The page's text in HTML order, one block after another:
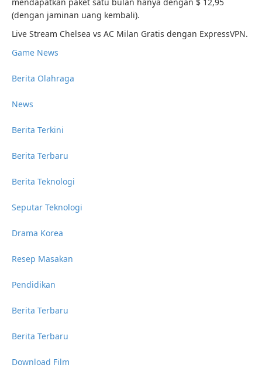
(dengan jaminan uang kembali).
Live Stream Chelsea vs AC Milan Gratis dengan ExpressVPN.
Game News
Berita Olahraga
News
Berita Terkini
Berita Terbaru
Berita Teknologi
Seputar Teknologi
Drama Korea
Resep Masakan
Pendidikan
Berita Terbaru
Berita Terbaru
Download Film